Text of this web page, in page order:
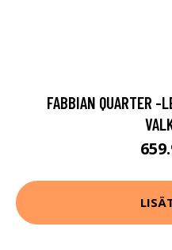
FABBIAN QUARTER -